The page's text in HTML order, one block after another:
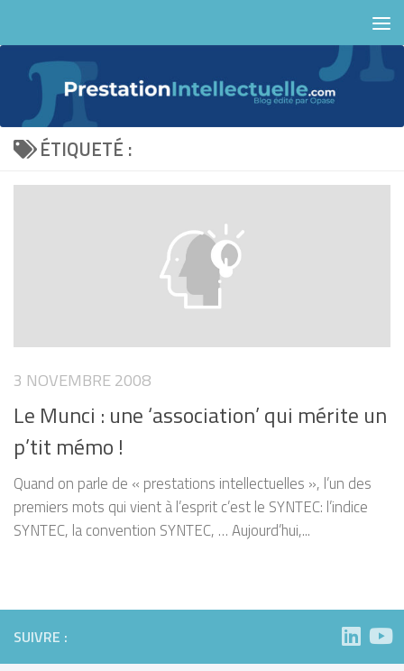
ÉTIQUETÉ :
3 NOVEMBRE 2008
Le Munci : une ‘association’ qui mérite un
p’tit mémo !
Quand on parle de « prestations intellectuelles », l’un des
premiers mots qui vient à l’esprit c’est le SYNTEC: l’indice
SYNTEC, la convention SYNTEC, … Aujourd’hui,...
SUIVRE :